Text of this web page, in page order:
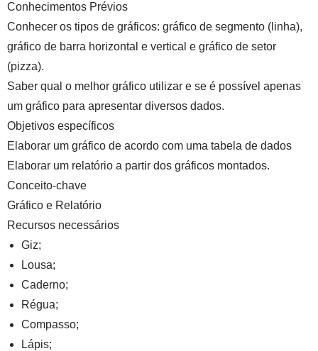
Conhecimentos Prévios
Conhecer os tipos de gráficos: gráfico de segmento (linha),
gráfico de barra horizontal e vertical e gráfico de setor
(pizza).
Saber qual o melhor gráfico utilizar e se é possível apenas
um gráfico para apresentar diversos dados.
Objetivos específicos
Elaborar um gráfico de acordo com uma tabela de dados
Elaborar um relatório a partir dos gráficos montados.
Conceito-chave
Gráfico e Relatório
Recursos necessários
Giz;
Lousa;
Caderno;
Régua;
Compasso;
Lápis;